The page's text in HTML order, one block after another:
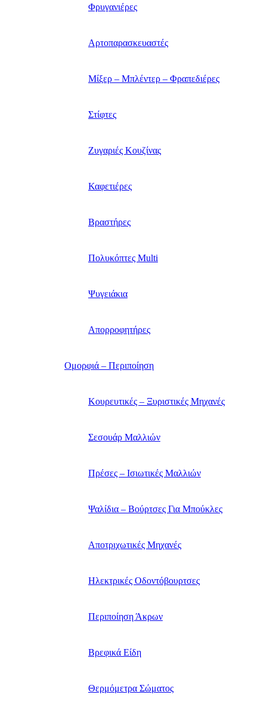
Φρυγανιέρες
Αρτοπαρασκευαστές
Μίξερ – Μπλέντερ – Φραπεδιέρες
Στίφτες
Ζυγαριές Κουζίνας
Καφετιέρες
Βραστήρες
Πολυκόπτες Multi
Ψυγειάκια
Απορροφητήρες
Ομορφιά – Περιποίηση
Κουρευτικές – Ξυριστικές Μηχανές
Σεσουάρ Μαλλιών
Πρέσες – Ισιωτικές Μαλλιών
Ψαλίδια – Βούρτσες Για Μπούκλες
Αποτριχωτικές Μηχανές
Ηλεκτρικές Οδοντόβουρτσες
Περιποίηση Άκρων
Βρεφικά Είδη
Θερμόμετρα Σώματος